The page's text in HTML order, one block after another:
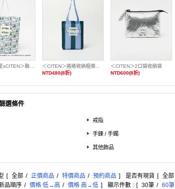
NTD480(8折)
＜CITEN＞2口袋收納袋
NTD600(8折)
選條件
戒指
手鍊 / 手鐲
其他飾品
[ 全部 / 正價商品 / 特價商品 / 預約商品 ] 是否有現貨 [ 全部
品順序 / 價格 低→高 / 價格 高→低 ] 顯示件數 : [ 30筆 / 60筆